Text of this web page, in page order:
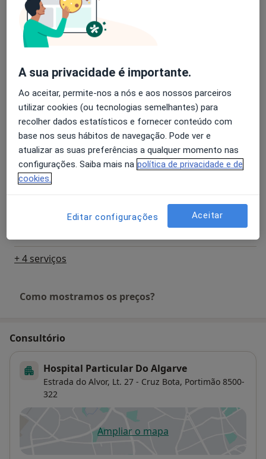
Serviços e preços
Consulta domiciliar Psiquiatria
Detalhes
EMDR
Detalhes
Hipnose clínica
Detalhes
Primeira consulta Psiquiatria
Detalhes
+ 4 serviços
Como mostramos os preços?
Consultório
Hospital Particular Do Algarve
Estrada do Alvor, Lt. 27 - Cruz Bota, Portimão 8500-
322
Ampliar o mapaabre num novo separador
A sua privacidade é importante.
Ao aceitar, permite-nos a nós e aos nossos parceiros
utilizar cookies (ou tecnologias semelhantes) para
recolher dados estatísticos e fornecer conteúdo com
base nos seus hábitos de navegação. Pode ver e
atualizar as suas preferências a qualquer momento nas
configurações. Saiba mais na política de privacidade e de
cookies.
Editar configurações Aceitar